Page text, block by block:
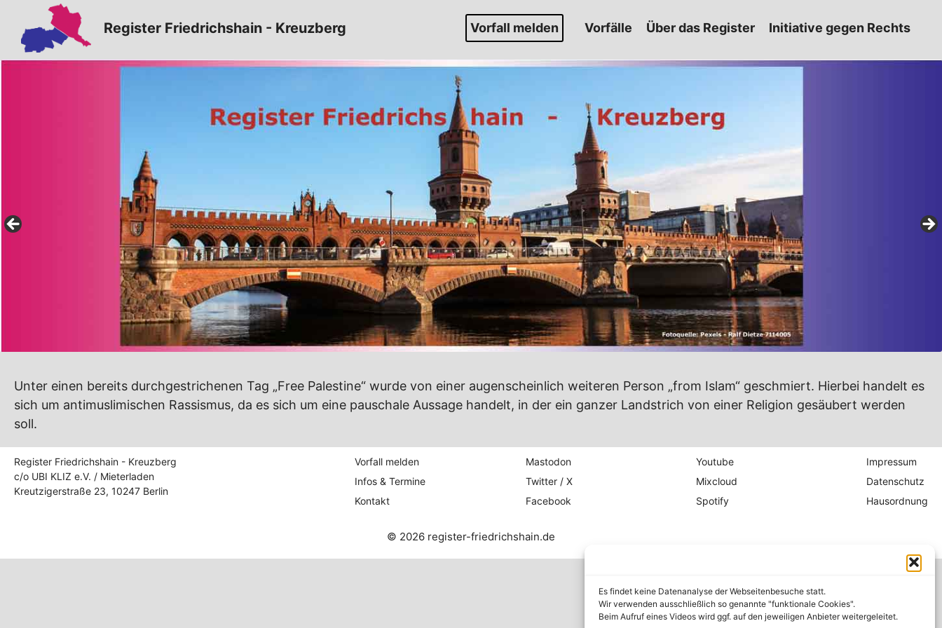
Es findet keine Datenanalyse der Webseitenbesuche statt.
Wir verwenden ausschließlich so genannte "funktionale Cookies".
Beim Aufruf eines Videos wird ggf. auf den jeweiligen Anbieter weitergeleitet.
Inhalt
springen
Register Friedrichshain - Kreuzberg Vorfall melden Vorfälle Über das Register Initiative gegen Rechts
Unter einen bereits durchgestrichenen Tag „Free Palestine“ wurde von einer augenscheinlich weiteren Person „from Islam“ geschmiert. Hierbei handelt es
sich um antimuslimischen Rassismus, da es sich um eine pauschale Aussage handelt, in der ein ganzer Landstrich von einer Religion gesäubert werden
soll.
Register Friedrichshain - Kreuzberg
c/o UBI KLIZ e.V. / Mieterladen
Kreutzigerstraße 23, 10247 Berlin
Vorfall melden
Infos & Termine
Kontakt
Mastodon
Twitter / X
Facebook
Youtube
Mixcloud
Spotify
Impressum
Datenschutz
Hausordnung
© 2026 register-friedrichshain.de